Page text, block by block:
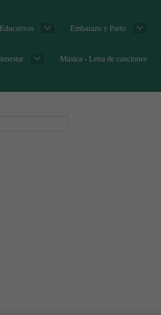
Embarazo y Parto
Música - Letra de canciones